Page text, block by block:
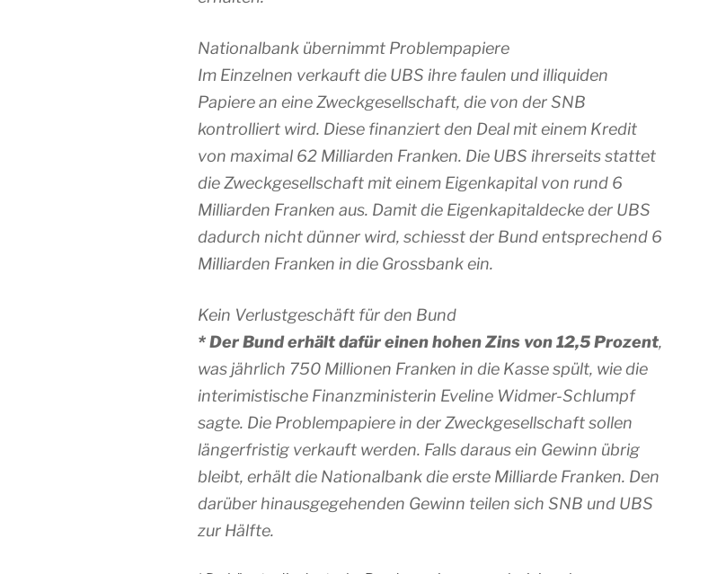
Nationalbank übernimmt Problempapiere
Im Einzelnen verkauft die UBS ihre faulen und illiquiden
Papiere an eine Zweckgesellschaft, die von der SNB
kontrolliert wird. Diese finanziert den Deal mit einem Kredit
von maximal 62 Milliarden Franken. Die UBS ihrerseits stattet
die Zweckgesellschaft mit einem Eigenkapital von rund 6
Milliarden Franken aus. Damit die Eigenkapitaldecke der UBS
dadurch nicht dünner wird, schiesst der Bund entsprechend 6
Milliarden Franken in die Grossbank ein.
Kein Verlustgeschäft für den Bund
* Der Bund erhält dafür einen hohen Zins von 12,5 Prozent,
was jährlich 750 Millionen Franken in die Kasse spült, wie die
interimistische Finanzministerin Eveline Widmer-Schlumpf
sagte. Die Problempapiere in der Zweckgesellschaft sollen
längerfristig verkauft werden. Falls daraus ein Gewinn übrig
bleibt, erhält die Nationalbank die erste Milliarde Franken. Den
darüber hinausgegehenden Gewinn teilen sich SNB und UBS
zur Hälfte.